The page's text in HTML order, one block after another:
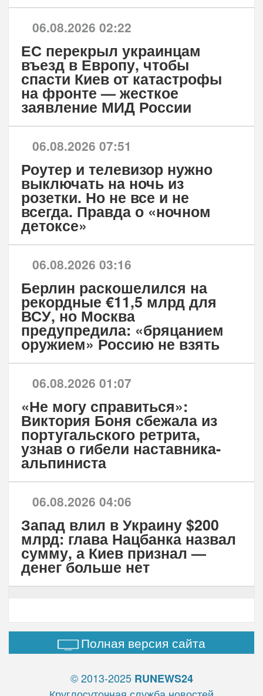
06.08.2026 02:22
ЕС перекрыл украинцам
въезд в Европу, чтобы
спасти Киев от катастрофы
на фронте — жесткое
заявление МИД России
06.08.2026 07:51
Роутер и телевизор нужно
выключать на ночь из
розетки. Но не все и не
всегда. Правда о «ночном
детоксе»
06.08.2026 03:16
Берлин раскошелился на
рекордные €11,5 млрд для
ВСУ, но Москва
предупредила: «бряцанием
оружием» Россию не взять
06.08.2026 01:07
«Не могу справиться»:
Виктория Боня сбежала из
португальского ретрита,
узнав о гибели наставника-
альпиниста
06.08.2026 04:06
Запад влил в Украину $200
млрд: глава Нацбанка назвал
сумму, а Киев признал —
денег больше нет
Полная версия сайта
© 2013-2025 RUNEWS24